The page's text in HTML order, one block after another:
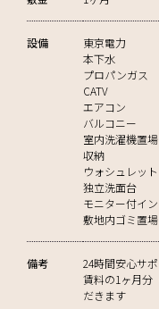
設備
東京電力
本下水
プロパンガス
CATV
エアコン
バルコニー
室内洗濯機置場
収納
ウォシュレット
独立洗面台
モニター付イ
敷地内ゴミ置場
備考
24時間安心サ
賃料の1ヶ月分
だきます